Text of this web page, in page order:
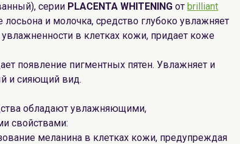
серии PLACENTA WHITENING от brilliant
и молочка, средство глубоко увлажняет
в клетках кожи, придает коже
появление пигментных пятен. Увлажняет и
и сияющий вид.
обладают увлажняющими,
свойствами:
меланина в клетках кожи, предупреждая